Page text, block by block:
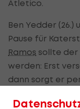
Atletico.
Ben Yedder (26.)
Pause für
Ramos sollte
werden: Erst
dann sorgt er